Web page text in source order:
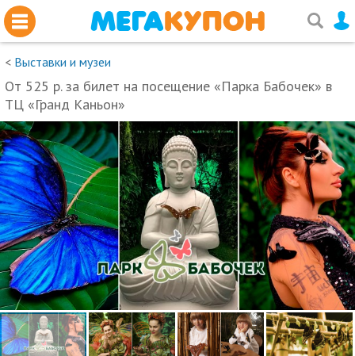
< Выставки и музеи
От 525 р. за билет на посещение «Парка Бабочек» в
ТЦ «Гранд Каньон»